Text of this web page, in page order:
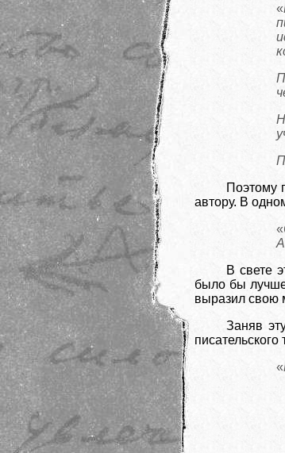
«
Поэтому
автору. В
«
В свете
было бы лучше
выразил свою
Заняв
«